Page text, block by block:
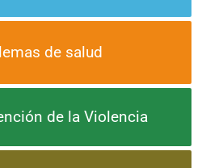
de salud
de la Violencia